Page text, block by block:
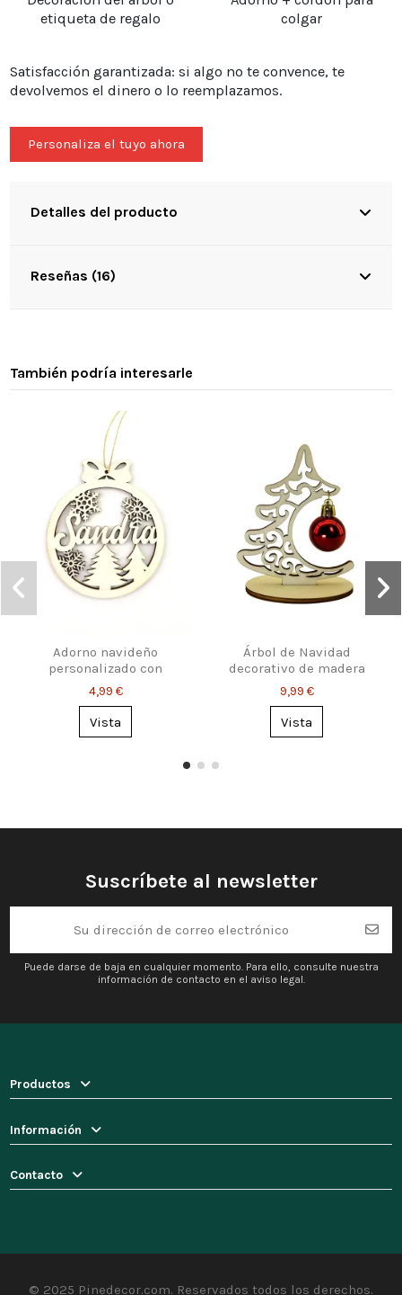
etiqueta de regalo
colgar
Satisfacción garantizada: si algo no te convence, te
devolvemos el dinero o lo reemplazamos.
Personaliza el tuyo ahora
Detalles del producto
Reseñas (16)
También podría interesarle
Adorno navideño
personalizado con
nombre – copos y abetos
4,99 €
Vista
Árbol de Navidad
decorativo de madera
calada
9,99 €
Vista
Suscríbete al newsletter
Puede darse de baja en cualquier momento. Para ello, consulte nuestra
información de contacto en el aviso legal.
Productos
Información
Contacto
© 2025 Pinedecor.com. Reservados todos los derechos.